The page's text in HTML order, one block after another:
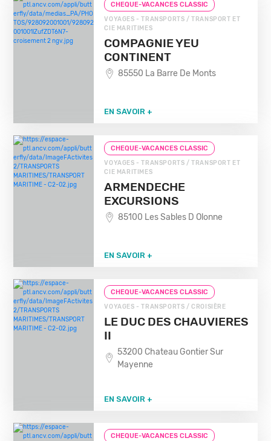
CHEQUE-VACANCES CLASSIC
VOYAGES - TRANSPORTS / TRANSPORT ET
CIE MARITIMES
COMPAGNIE YEU
CONTINENT
85550 La Barre De Monts
EN SAVOIR +
CHEQUE-VACANCES CLASSIC
VOYAGES - TRANSPORTS / TRANSPORT ET
CIE MARITIMES
ARMENDECHE
EXCURSIONS
85100 Les Sables D Olonne
EN SAVOIR +
CHEQUE-VACANCES CLASSIC
VOYAGES - TRANSPORTS / CROISIÈRE
LE DUC DES CHAUVIERES
II
53200 Chateau Gontier Sur
Mayenne
EN SAVOIR +
CHEQUE-VACANCES CLASSIC